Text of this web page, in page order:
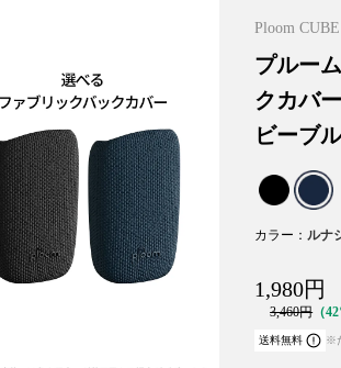
カラー
Ploom CUBE
プルー
クカバ
ビーブ
3,460円
1,980円
送料無料 ※